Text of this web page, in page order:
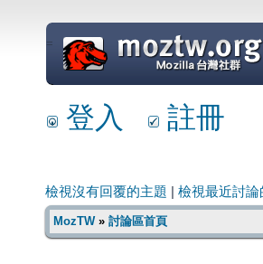
=
登入 註冊
檢視沒有回覆的主題 檢視最近討論
MozTW» 討論區首頁